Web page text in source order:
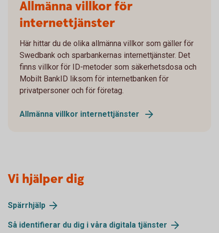
Allmänna villkor för
internettjänster
Här hittar du de olika allmänna villkor som gäller för
Swedbank och sparbankernas internettjänster. Det
finns villkor för ID-metoder som säkerhetsdosa och
Mobilt BankID liksom för internetbanken för
privatpersoner och för företag.
Allmänna villkor internettjänster
Vi hjälper dig
Spärrhjälp
Så identifierar du dig i våra digitala tjänster